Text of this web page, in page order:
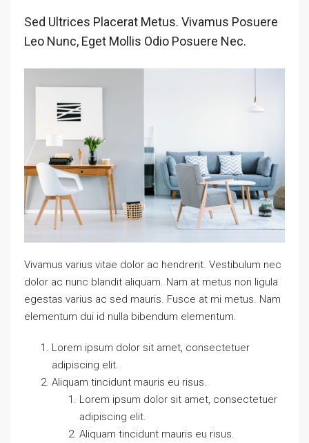
Sed Ultrices Placerat Metus. Vivamus Posuere
Leo Nunc, Eget Mollis Odio Posuere Nec.
Vivamus varius vitae dolor ac hendrerit. Vestibulum nec
dolor ac nunc blandit aliquam. Nam at metus non ligula
egestas varius ac sed mauris. Fusce at mi metus. Nam
elementum dui id nulla bibendum elementum.
Lorem ipsum dolor sit amet, consectetuer
adipiscing elit.
Aliquam tincidunt mauris eu risus.
Lorem ipsum dolor sit amet, consectetuer
adipiscing elit.
Aliquam tincidunt mauris eu risus.